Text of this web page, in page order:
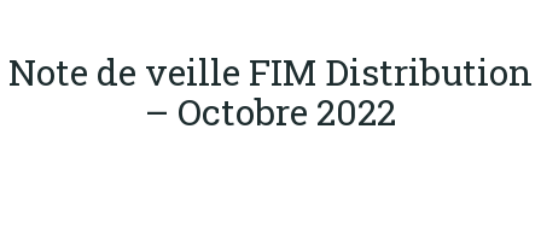
Publications
Note de veille FIM Distribution
– Octobre 2022